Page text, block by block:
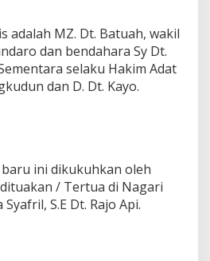
adalah MZ. Dt. Batuah, wakil
dan bendahara Sy Dt.
selaku Hakim Adat
dan D. Dt. Kayo.
ini dikukuhkan oleh
/ Tertua di Nagari
S.E Dt. Rajo Api.